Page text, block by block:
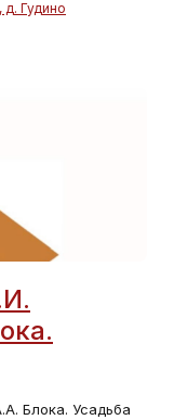
Гудино
Блока. Усадьба